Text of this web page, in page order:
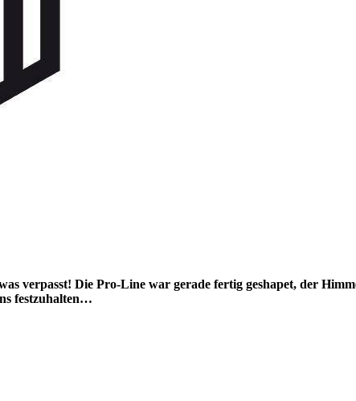
verpasst! Die Pro-Line war gerade fertig geshapet, der
festzuhalten…